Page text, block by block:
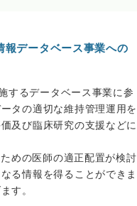
データベース事業への
るデータベース事業に参
タの適切な維持管理運用を
及び臨床研究の支援などに
めの医師の適正配置が検討
る情報を得ることができま
す。